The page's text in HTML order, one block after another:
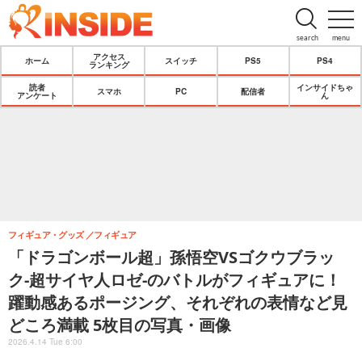
menu
search
ホーム
アクセス
ランキング
スイッチ PS5 PS4
読者
アンケート
スマホ PC 配信者
インサイドちゃ
ん
「ドラゴンボール超」孫悟空VSゴクウブラッ
ク-超サイヤ人ロゼ-のバトルがフィギュアに！
躍動感あるポージング、それぞれの表情など見
どころ満載 5枚目の写真・画像
フィギュア・グッズ フィギュア
2026.4.14 Tue 6:00